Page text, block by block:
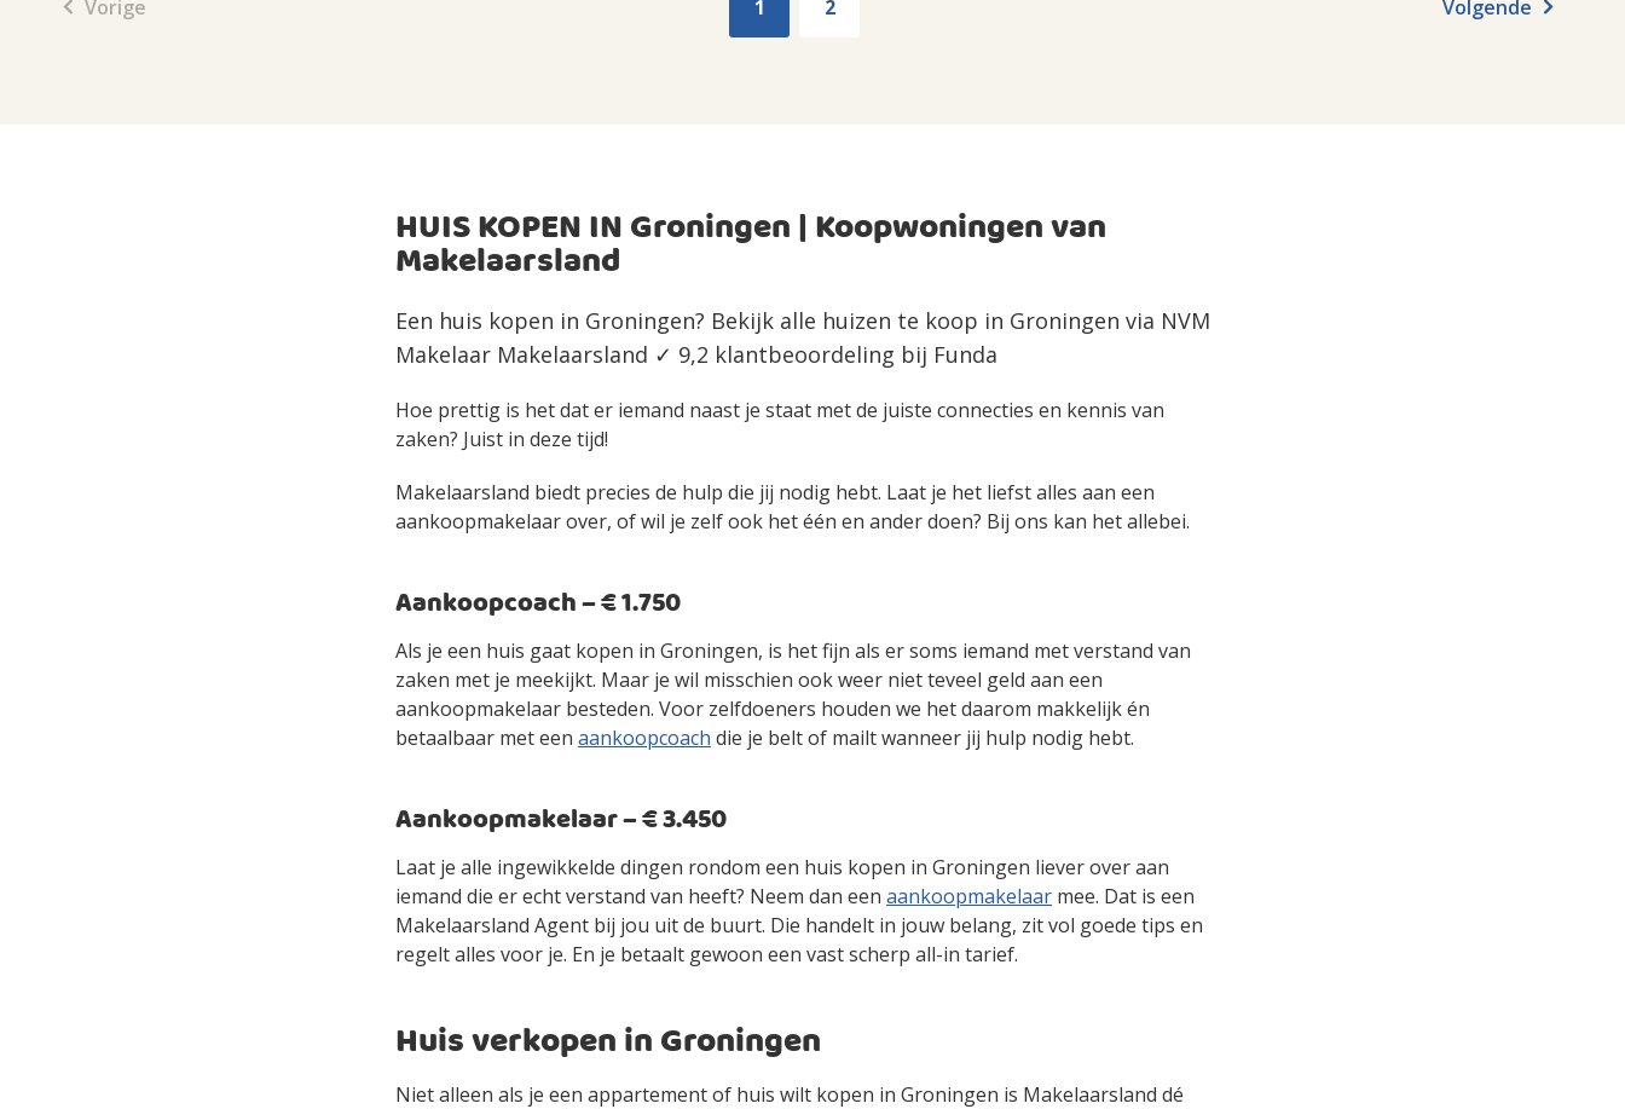
Vorige 1 2 Volgende
HUIS KOPEN IN Groningen | Koopwoningen van
Makelaarsland
Een huis kopen in Groningen? Bekijk alle huizen te koop in Groningen via NVM
Makelaar Makelaarsland ✓ 9,2 klantbeoordeling bij Funda
Hoe prettig is het dat er iemand naast je staat met de juiste connecties en kennis van
zaken? Juist in deze tijd!
Makelaarsland biedt precies de hulp die jij nodig hebt. Laat je het liefst alles aan een
aankoopmakelaar over, of wil je zelf ook het één en ander doen? Bij ons kan het allebei.
Aankoopcoach – € 1.750
Als je een huis gaat kopen in Groningen, is het fijn als er soms iemand met verstand van
zaken met je meekijkt. Maar je wil misschien ook weer niet teveel geld aan een
aankoopmakelaar besteden. Voor zelfdoeners houden we het daarom makkelijk én
betaalbaar met een aankoopcoach die je belt of mailt wanneer jij hulp nodig hebt.
Aankoopmakelaar – € 3.450
Laat je alle ingewikkelde dingen rondom een huis kopen in Groningen liever over aan
iemand die er echt verstand van heeft? Neem dan een aankoopmakelaar mee. Dat is een
Makelaarsland Agent bij jou uit de buurt. Die handelt in jouw belang, zit vol goede tips en
regelt alles voor je. En je betaalt gewoon een vast scherp all-in tarief.
Huis verkopen in Groningen
Niet alleen als je een appartement of huis wilt kopen in Groningen is Makelaarsland dé